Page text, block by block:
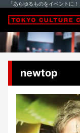
「あらゆるものをイベントに
newtop